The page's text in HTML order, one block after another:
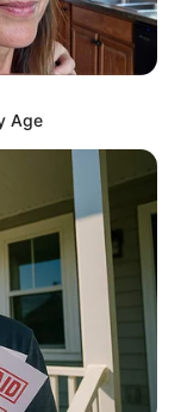
ก็เหมือนหนาม
จะได้ลิ้มรส
กแต่ก็หวาน
ล่อก็อาจเป็น
Age